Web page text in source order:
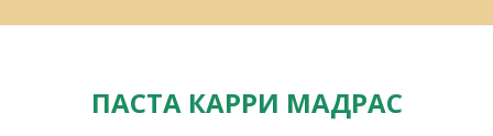
ПАСТА КАРРИ МАДРАС